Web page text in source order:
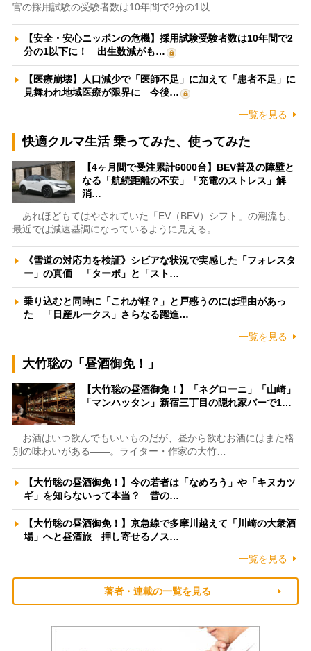
官の採用試験の受験者数は10年間で2分の1以…
【安全・安心ニッポンの危機】採用試験受験者数は10年間で2
分の1以下に！ 出生数減がも…
【医療崩壊】人口減少で「医師不足」に加えて「患者不足」に
見舞われ地域医療が限界に 今後…
一覧を見る
快適クルマ生活 乗ってみた、使ってみた
【4ヶ月間で受注累計6000台】BEV普及の障壁と
なる「航続距離の不安」「充電のストレス」解
消…
あれほどもてはやされていた「EV（BEV）シフト」の潮流も、
最近では減速基調になっているように見える。…
《雪道の対応力を検証》シビアな状況で実感した「フォレスタ
ー」の真価 「ターボ」と「スト…
乗り込むと同時に「これが軽？」と戸惑うのには理由があっ
た 「日産ルークス」さらなる躍進…
一覧を見る
大竹聡の「昼酒御免！」
【大竹聡の昼酒御免！】「ネグローニ」「山崎」
「マンハッタン」新宿三丁目の隠れ家バーで1…
お酒はいつ飲んでもいいものだが、昼から飲むお酒にはまた格
別の味わいがある――。ライター・作家の大竹…
【大竹聡の昼酒御免！】今の若者は「なめろう」や「キヌカツ
ギ」を知らないって本当？ 昔の…
【大竹聡の昼酒御免！】京急線で多摩川越えて「川崎の大衆酒
場」へと昼酒旅 押し寄せるノス…
一覧を見る
著者・連載の一覧を見る